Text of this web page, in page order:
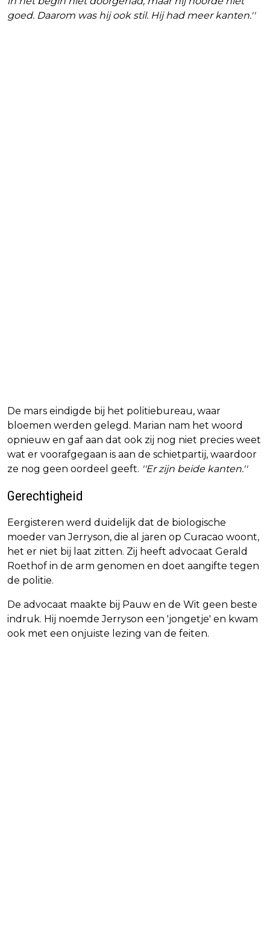
goed. Daarom was hij ook stil. Hij had meer kanten.''
De mars eindigde bij het politiebureau, waar
bloemen werden gelegd. Marian nam het woord
opnieuw en gaf aan dat ook zij nog niet precies weet
wat er voorafgegaan is aan de schietpartij, waardoor
ze nog geen oordeel geeft. ''Er zijn beide kanten.''
Gerechtigheid
Eergisteren werd duidelijk dat de biologische
moeder van Jerryson, die al jaren op Curacao woont,
het er niet bij laat zitten. Zij heeft advocaat Gerald
Roethof in de arm genomen en doet aangifte tegen
de politie.
De advocaat maakte bij Pauw en de Wit geen beste
indruk. Hij noemde Jerryson een 'jongetje' en kwam
ook met een onjuiste lezing van de feiten.